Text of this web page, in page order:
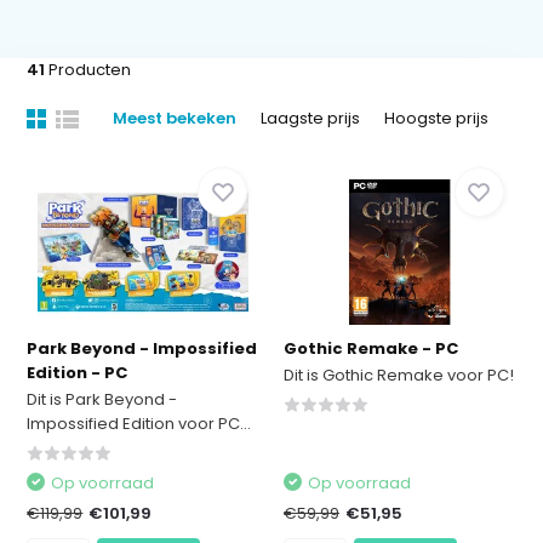
41 Producten
Meest bekeken Laagste prijs Hoogste prijs
Park Beyond - Impossified
Edition - PC
Dit is Park Beyond -
Impossified Edition voor PC...
Op voorraad
€119,99 €101,99
Gothic Remake - PC
Dit is Gothic Remake voor PC!
Op voorraad
€59,99 €51,95